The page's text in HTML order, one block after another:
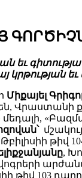
եւ
Միքայել
մեդալի,
թիվ
,
թիվ 103